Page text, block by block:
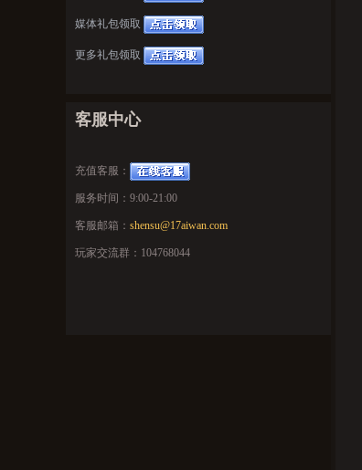
媒体礼包领取
更多礼包领取
客服中心
充值客服：
服务时间：9:00-21:00
客服邮箱： shensu@17aiwan.com
玩家交流群：104768044